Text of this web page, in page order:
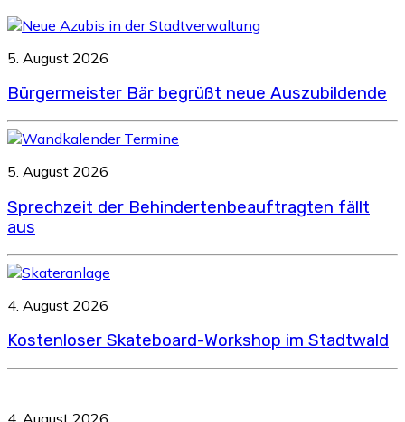
5. August 2026
Bürgermeister Bär begrüßt neue Auszubildende
5. August 2026
Sprechzeit der Behindertenbeauftragten fällt
aus
4. August 2026
Kostenloser Skateboard-Workshop im Stadtwald